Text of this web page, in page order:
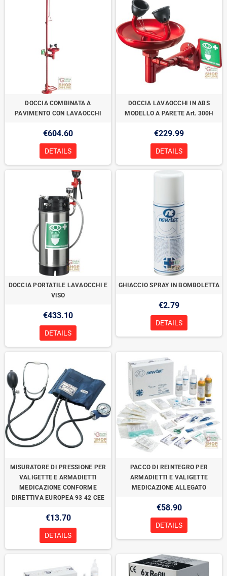
DOCCIA COMBINATA A
PAVIMENTO CON LAVAOCCHI
€604.60
DETAILS
DOCCIA LAVAOCCHI IN ABS
MODELLO A PARETE Art. 300H
€229.99
DETAILS
DOCCIA PORTATILE LAVAOCCHI E
VISO
€433.10
DETAILS
GHIACCIO SPRAY IN BOMBOLETTA
€2.79
DETAILS
MISURATORE DI PRESSIONE PER
VALIGETTE E ARMADIETTI
MEDICAZIONE CONFORME
DIRETTIVA EUROPEA 93 42 CEE
€13.70
DETAILS
PACCO DI REINTEGRO PER
ARMADIETTI E VALIGETTE
MEDICAZIONE ALLEGATO
€58.90
DETAILS